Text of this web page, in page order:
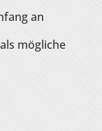
an
mögliche